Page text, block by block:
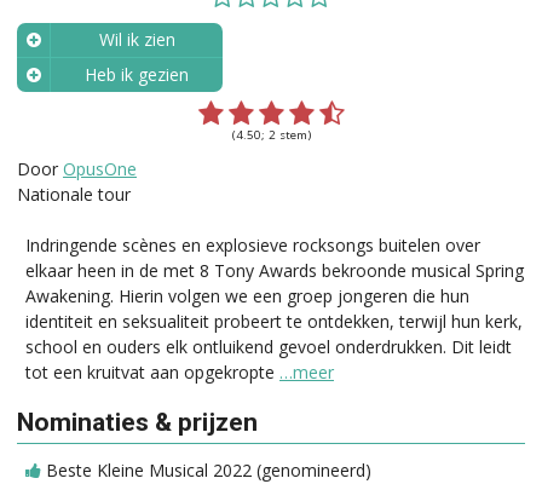
Wil ik zien
Heb ik gezien
(4.50; 2 stem)
Door OpusOne
Nationale tour
Indringende scènes en explosieve rocksongs buitelen over
elkaar heen in de met 8 Tony Awards bekroonde musical Spring
Awakening. Hierin volgen we een groep jongeren die hun
identiteit en seksualiteit probeert te ontdekken, terwijl hun kerk,
school en ouders elk ontluikend gevoel onderdrukken. Dit leidt
tot een kruitvat aan opgekropte …meer
Nominaties & prijzen
Beste Kleine Musical 2022 (genomineerd)